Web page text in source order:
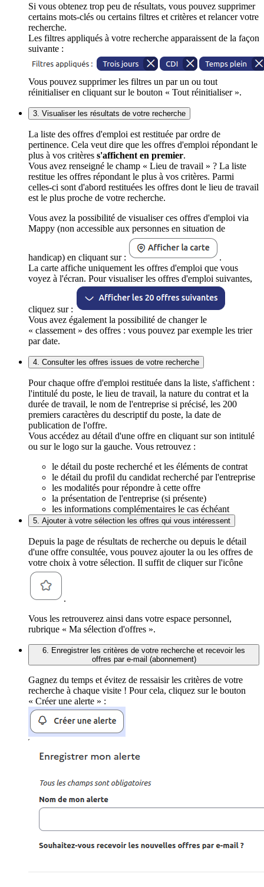
Si vous obtenez trop peu de résultats, vous pouvez supprimer
certains mots-clés ou certains filtres et critères et relancer votre
recherche.
Les filtres appliqués à votre recherche apparaissent de la façon
suivante :
Vous pouvez supprimer les filtres un par un ou tout
réinitialiser en cliquant sur le bouton « Tout réinitialiser ».
3. Visualiser les résultats de votre recherche
La liste des offres d'emploi est restituée par ordre de
pertinence. Cela veut dire que les offres d'emploi répondant le
plus à vos critères s'affichent en premier.
Vous avez renseigné le champ « Lieu de travail » ? La liste
restitue les offres répondant le plus à vos critères. Parmi
celles-ci sont d'abord restituées les offres dont le lieu de travail
est le plus proche de votre recherche.
Vous avez la possibilité de visualiser ces offres d'emploi via
Mappy (non accessible aux personnes en situation de
handicap) en cliquant sur :
.
La carte affiche uniquement les offres d'emploi que vous
voyez à l'écran. Pour visualiser les offres d'emploi suivantes,
cliquez sur :
Vous avez également la possibilité de changer le
« classement » des offres : vous pouvez par exemple les trier
par date.
4. Consulter les offres issues de votre recherche
Pour chaque offre d'emploi restituée dans la liste, s'affichent :
l'intitulé du poste, le lieu de travail, la nature du contrat et la
durée de travail, le nom de l'entreprise si précisé, les 200
premiers caractères du descriptif du poste, la date de
publication de l'offre.
Vous accédez au détail d'une offre en cliquant sur son intitulé
ou sur le logo sur la gauche. Vous retrouvez :
le détail du poste recherché et les éléments de contrat
le détail du profil du candidat recherché par l'entreprise
les modalités pour répondre à cette offre
la présentation de l'entreprise (si présente)
les informations complémentaires le cas échéant
5. Ajouter à votre sélection les offres qui vous intéressent
Depuis la page de résultats de recherche ou depuis le détail
d'une offre consultée, vous pouvez ajouter la ou les offres de
votre choix à votre sélection. Il suffit de cliquer sur l'icône
.
Vous les retrouverez ainsi dans votre espace personnel,
rubrique « Ma sélection d'offres ».
6. Enregistrer les critères de votre recherche et recevoir les
offres par e-mail (abonnement)
Gagnez du temps et évitez de ressaisir les critères de votre
recherche à chaque visite ! Pour cela, cliquez sur le bouton
« Créer une alerte » :